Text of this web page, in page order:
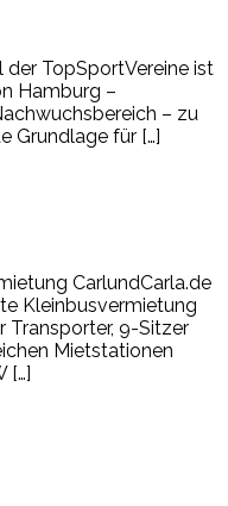
der TopSportVereine ist
Hamburg –
– zu
Grundlage für […]
CarlundCarla.de
Kleinbusvermietung
Transporter, 9-Sitzer
Mietstationen
[…]